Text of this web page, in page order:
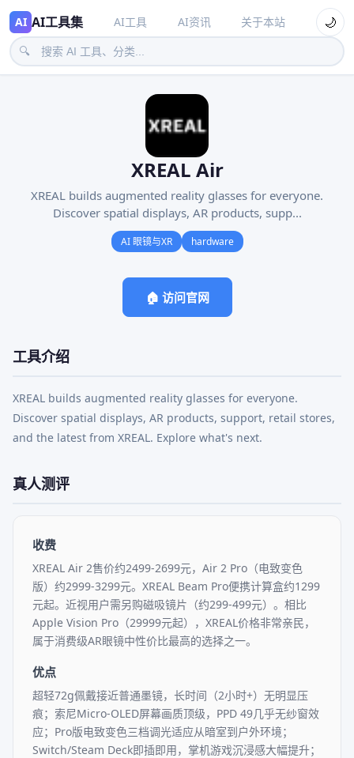
AI AI工具集
🔍
AI工具 AI资讯 关于本站 🌙
XREAL Air
XREAL builds augmented reality glasses for everyone.
Discover spatial displays, AR products, supp...
AI 眼镜与XR hardware
🏠 访问官网
工具介绍
XREAL builds augmented reality glasses for everyone.
Discover spatial displays, AR products, support, retail stores,
and the latest from XREAL. Explore what's next.
真人测评
收费
XREAL Air 2售价约2499-2699元，Air 2 Pro（电致变色
版）约2999-3299元。XREAL Beam Pro便携计算盒约1299
元起。近视用户需另购磁吸镜片（约299-499元）。相比
Apple Vision Pro（29999元起），XREAL价格非常亲民，
属于消费级AR眼镜中性价比最高的选择之一。
优点
超轻72g佩戴接近普通墨镜，长时间（2小时+）无明显压
痕；索尼Micro-OLED屏幕画质顶级，PPD 49几乎无纱窗效
应；Pro版电致变色三档调光适应从暗室到户外环境；
Switch/Steam Deck即插即用，掌机游戏沉浸感大幅提升；